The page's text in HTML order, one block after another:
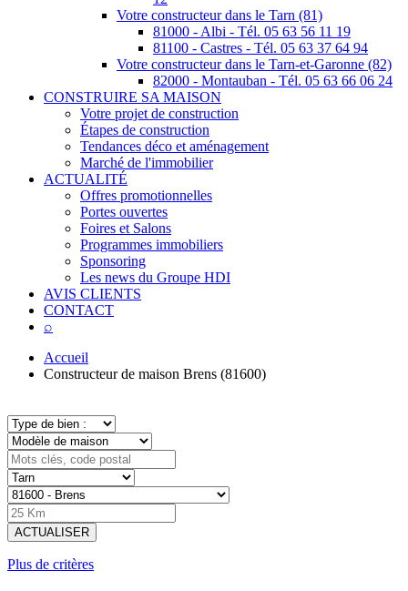
Votre constructeur dans le Tarn (81)
81000 - Albi - Tél. 05 63 56 11 19
81100 - Castres - Tél. 05 63 37 64 94
Votre constructeur dans le Tarn-et-Garonne (82)
82000 - Montauban - Tél. 05 63 66 06 24
CONSTRUIRE SA MAISON
Votre projet de construction
Étapes de construction
Tendances déco et aménagement
Marché de l'immobilier
ACTUALITÉ
Offres promotionnelles
Portes ouvertes
Foires et Salons
Programmes immobiliers
Sponsoring
Les news du Groupe HDI
AVIS CLIENTS
CONTACT
⌕
Accueil
Constructeur de maison Brens (81600)
ACTUALISER
Plus de critères